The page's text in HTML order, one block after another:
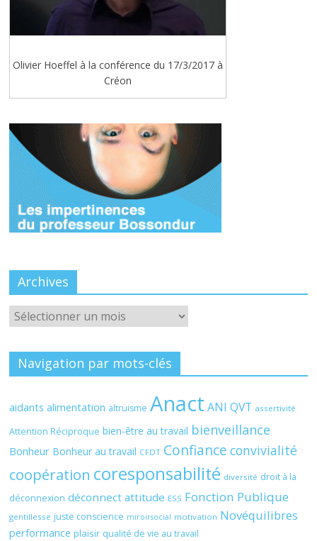
Olivier Hoeffel à la conférence du 17/3/2017 à
Créon
Archives
Archives
Navigation par mots-clés
aidants alimentation altruisme Anact ANI QVT assertivité
Attention Réciproque bien-être au travail bienveillance
Bonheur Bonheur au travail CFDT Confiance convivialité
coopération coresponsabilité diversité droit à la
déconnexion déconnect attitude ESS Fonction Publique
gentillesse juste conscience miroirsocial motivation Novéquilibres
performance plaisir qualité de vie au travail